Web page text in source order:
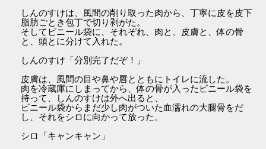
しんのすけは、風間の削り取った肉から、丁寧に皮を皮下
脂肪ごとき包丁で切り剥がた。
そしてビニール袋に、それぞれ、肉と、皮膚と、体の骨
と、頭とに分けて入れた。
しんのすけ「分別完了だぞ！」
皮膚は、風間の目や鼻や唇とともにトイレに流した。
肉を冷蔵庫にしまってから、体の骨が入ったビニール袋を
持って、しんのすけは外へ出ると、
ビニール袋からまだ少し肉がついた血濡れの大腿骨をだ
し、それをシロに向かって放った。
シロ「キャンキャン」